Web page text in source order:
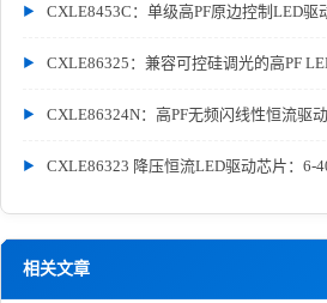
CXLE8453C：单级高PF原边控制LED驱
CXLE86325：兼容可控硅调光的高PF
CXLE86324N：高PF无频闪线性恒流驱
CXLE86323 降压恒流LED驱动芯片：6-
相关文章